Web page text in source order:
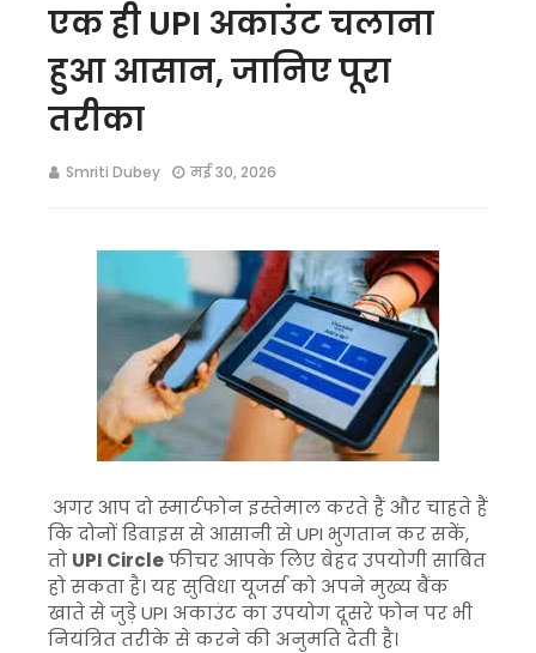
एक ही UPI अकाउंट चलाना
हुआ आसान, जानिए पूरा
तरीका
Smriti Dubey मई 30, 2026
अगर आप दो स्मार्टफोन इस्तेमाल करते हैं और चाहते हैं
कि दोनों डिवाइस से आसानी से UPI भुगतान कर सकें,
तो UPI Circleफीचर आपके लिए बेहद उपयोगी साबित
हो सकता है। यह सुविधा यूजर्स को अपने मुख्य बैंक
खाते से जुड़े UPI अकाउंट का उपयोग दूसरे फोन पर भी
नियंत्रित तरीके से करने की अनुमति देती है।